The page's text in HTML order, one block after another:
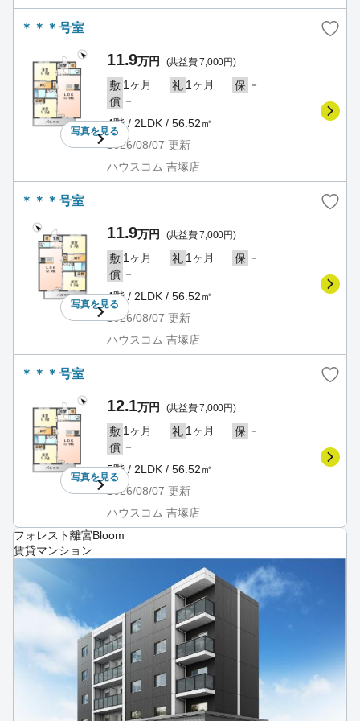
＊＊＊号室
写真を見る
11.9万円 (共益費 7,000円)
敷 1ヶ月 礼 1ヶ月 保 －
償 －
4階 / 2LDK / 56.52㎡
2026/08/07 更新
ハウスコム 吉塚店
＊＊＊号室
写真を見る
11.9万円 (共益費 7,000円)
敷 1ヶ月 礼 1ヶ月 保 －
償 －
4階 / 2LDK / 56.52㎡
2026/08/07 更新
ハウスコム 吉塚店
＊＊＊号室
写真を見る
12.1万円 (共益費 7,000円)
敷 1ヶ月 礼 1ヶ月 保 －
償 －
5階 / 2LDK / 56.52㎡
2026/08/07 更新
ハウスコム 吉塚店
フォレスト離宮Bloom
賃貸マンション